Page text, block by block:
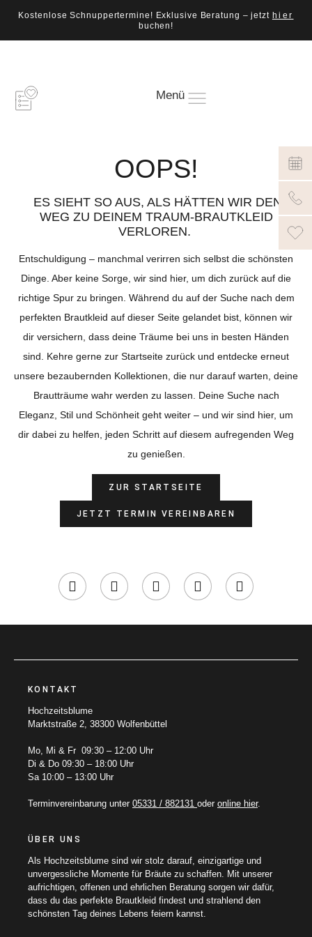
Kostenlose Schnuppertermine! Exklusive Beratung – jetzt hier
buchen!
Menü
OOPS!
ES SIEHT SO AUS, ALS HÄTTEN WIR DEN
WEG ZU DEINEM TRAUM-BRAUTKLEID
VERLOREN.
Entschuldigung – manchmal verirren sich selbst die schönsten
Dinge. Aber keine Sorge, wir sind hier, um dich zurück auf die
richtige Spur zu bringen. Während du auf der Suche nach dem
perfekten Brautkleid auf dieser Seite gelandet bist, können wir
dir versichern, dass deine Träume bei uns in besten Händen
sind. Kehre gerne zur Startseite zurück und entdecke erneut
unsere bezaubernden Kollektionen, die nur darauf warten, deine
Brautträume wahr werden zu lassen. Deine Suche nach
Eleganz, Stil und Schönheit geht weiter – und wir sind hier, um
dir dabei zu helfen, jeden Schritt auf diesem aufregenden Weg
zu genießen.
ZUR STARTSEITE
JETZT TERMIN VEREINBAREN
KONTAKT
Hochzeitsblume
Marktstraße 2, 38300 Wolfenbüttel
Mo, Mi & Fr 09:30 – 12:00 Uhr
Di & Do 09:30 – 18:00 Uhr
Sa 10:00 – 13:00 Uhr
Terminvereinbarung unter 05331 / 882131 oder online hier.
ÜBER UNS
Als Hochzeitsblume sind wir stolz darauf, einzigartige und
unvergessliche Momente für Bräute zu schaffen. Mit unserer
aufrichtigen, offenen und ehrlichen Beratung sorgen wir dafür,
dass du das perfekte Brautkleid findest und strahlend den
schönsten Tag deines Lebens feiern kannst.